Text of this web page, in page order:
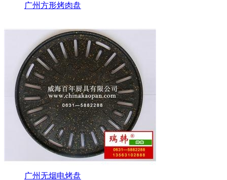
广州方形烤肉盘
广州无烟电烤盘